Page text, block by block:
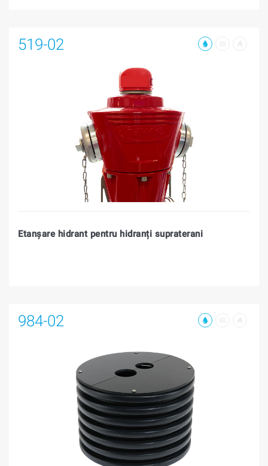
519-02
Etanșare hidrant pentru hidranți supraterani
984-02